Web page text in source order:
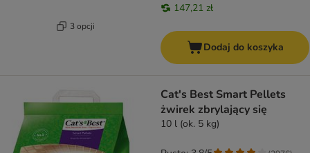
3 opcji
147,21 zł
Dodaj do koszyka
Cat's Best Smart Pellets
żwirek zbrylający się
10 l (ok. 5 kg)